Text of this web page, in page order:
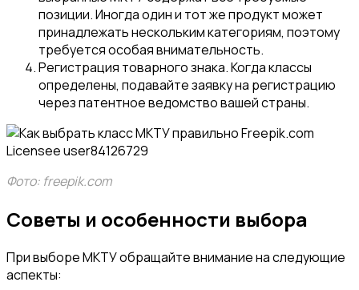
позиции. Иногда один и тот же продукт может
принадлежать нескольким категориям, поэтому
требуется особая внимательность.
Регистрация товарного знака. Когда классы
определены, подавайте заявку на регистрацию
через патентное ведомство вашей страны.
Фото: freepik.com
Советы и особенности выбора
При выборе МКТУ обращайте внимание на следующие
аспекты: